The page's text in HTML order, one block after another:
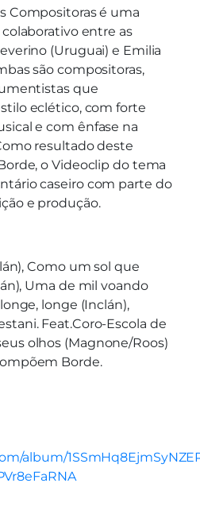
Compositoras é uma
entre as
(Uruguai) e Emilia
são compositoras,
que
eclético, com forte
e com ênfase na
resultado deste
o Videoclip do tema
caseiro com parte do
e produção.
Como um sol que
Uma de mil voando
longe (Inclán),
Feat.Coro-Escola de
olhos (Magnone/Roos)
Borde.
album/